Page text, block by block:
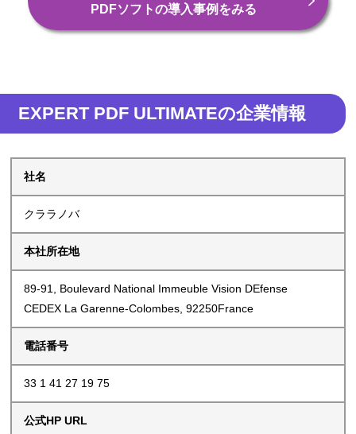
PDFソフトの導入事例をみる
EXPERT PDF ULTIMATEの企業情報
社名
クララノバ
本社所在地
89-91, Boulevard National Immeuble Vision DEfense
CEDEX La Garenne-Colombes, 92250France
電話番号
33 1 41 27 19 75
公式HP URL